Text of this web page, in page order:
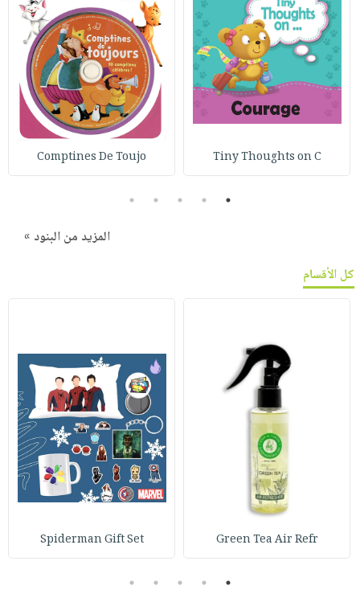
Tiny Thoughts on C
Comptines De Toujo
1
2
3
4
5
المزيد من البنود »
كل الأقسام
Green Tea Air Refr
Spiderman Gift Set
1
2
3
4
5